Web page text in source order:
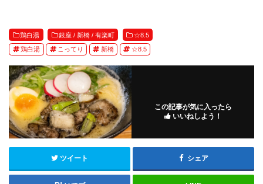
鶏白湯 銀座 / 新橋 / 有楽町 ☆8.5
鶏白湯 こってり 新橋 ☆8.5
この記事が気に入ったら
いいねしよう！
ツイート シェア